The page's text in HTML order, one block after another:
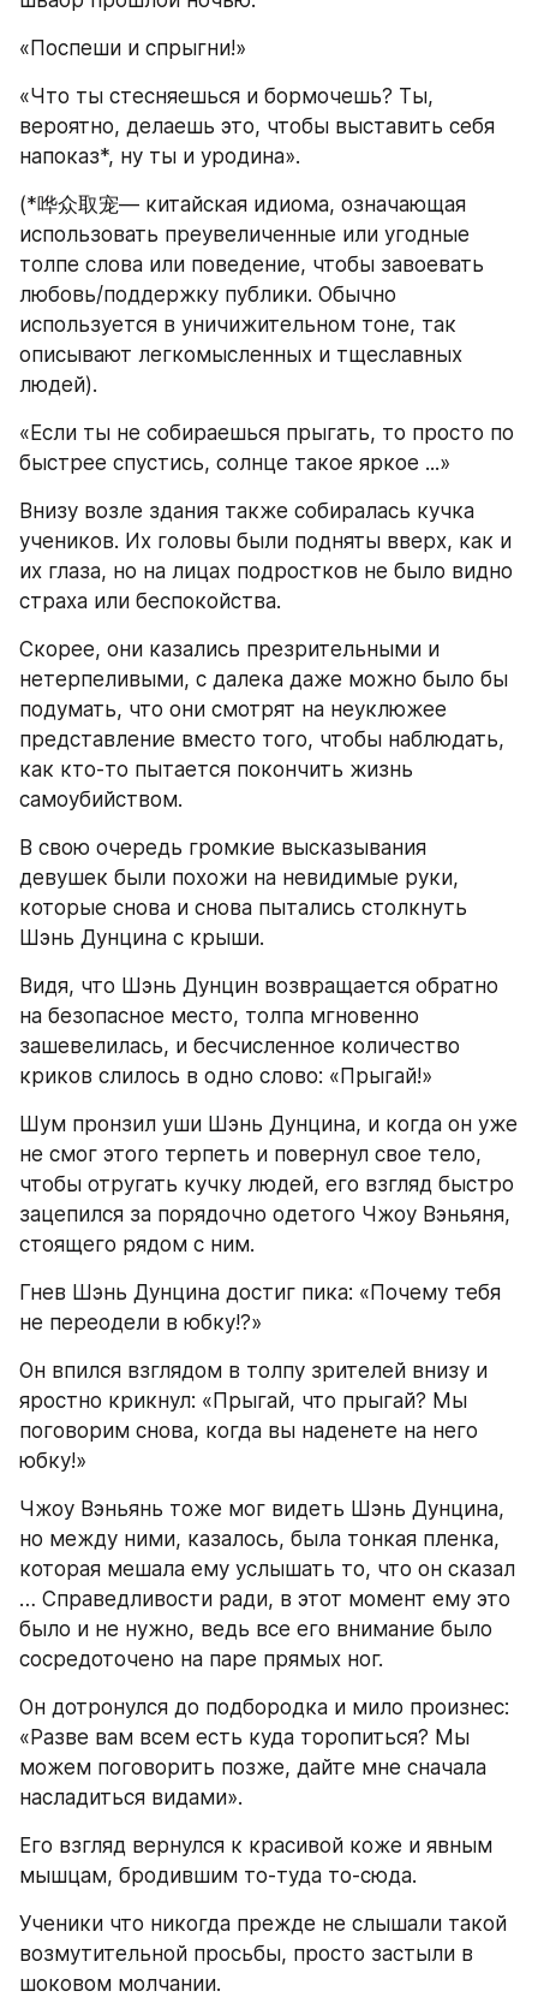
«Поспеши и спрыгни!»
«Что ты стесняешься и бормочешь? Ты,
вероятно, делаешь это, чтобы выставить себя
напоказ*, ну ты и уродина».
(*哗众取宠— китайская идиома, означающая
использовать преувеличенные или угодные
толпе слова или поведение, чтобы завоевать
любовь/поддержку публики. Обычно
используется в уничижительном тоне, так
описывают легкомысленных и тщеславных
людей).
«Если ты не собираешься прыгать, то просто по
быстрее спустись, солнце такое яркое ...»
Внизу возле здания также собиралась кучка
учеников. Их головы были подняты вверх, как и
их глаза, но на лицах подростков не было видно
страха или беспокойства.
Скорее, они казались презрительными и
нетерпеливыми, с далека даже можно было бы
подумать, что они смотрят на неуклюжее
представление вместо того, чтобы наблюдать,
как кто-то пытается покончить жизнь
самоубийством.
В свою очередь громкие высказывания
девушек были похожи на невидимые руки,
которые снова и снова пытались столкнуть
Шэнь Дунцина с крыши.
Видя, что Шэнь Дунцин возвращается обратно
на безопасное место, толпа мгновенно
зашевелилась, и бесчисленное количество
криков слилось в одно слово: «Прыгай!»
Шум пронзил уши Шэнь Дунцина, и когда он уже
не смог этого терпеть и повернул свое тело,
чтобы отругать кучку людей, его взгляд быстро
зацепился за порядочно одетого Чжоу Вэньяня,
стоящего рядом с ним.
Гнев Шэнь Дунцина достиг пика: «Почему тебя
не переодели в юбку!?»
Он впился взглядом в толпу зрителей внизу и
яростно крикнул: «Прыгай, что прыгай? Мы
поговорим снова, когда вы наденете на него
юбку!»
Чжоу Вэньянь тоже мог видеть Шэнь Дунцина,
но между ними, казалось, была тонкая пленка,
которая мешала ему услышать то, что он сказал
… Справедливости ради, в этот момент ему это
было и не нужно, ведь все его внимание было
сосредоточено на паре прямых ног.
Он дотронулся до подбородка и мило произнес:
«Разве вам всем есть куда торопиться? Мы
можем поговорить позже, дайте мне сначала
насладиться видами».
Его взгляд вернулся к красивой коже и явным
мышцам, бродившим то-туда то-сюда.
Ученики что никогда прежде не слышали такой
возмутительной просьбы, просто застыли в
шоковом молчании.